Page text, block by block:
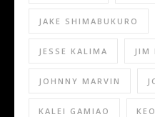
JAKE SHIMABUKURO
JESSE KALIMA JIM
JOHNNY MARVIN
KALEI GAMIAO